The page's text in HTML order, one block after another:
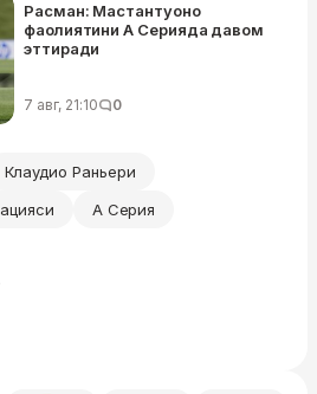
Расман: Мастантуоно
фаолиятини А Серияда давом
эттиради
7 авг, 21:10 0
Клаудио Раньери
А Серия